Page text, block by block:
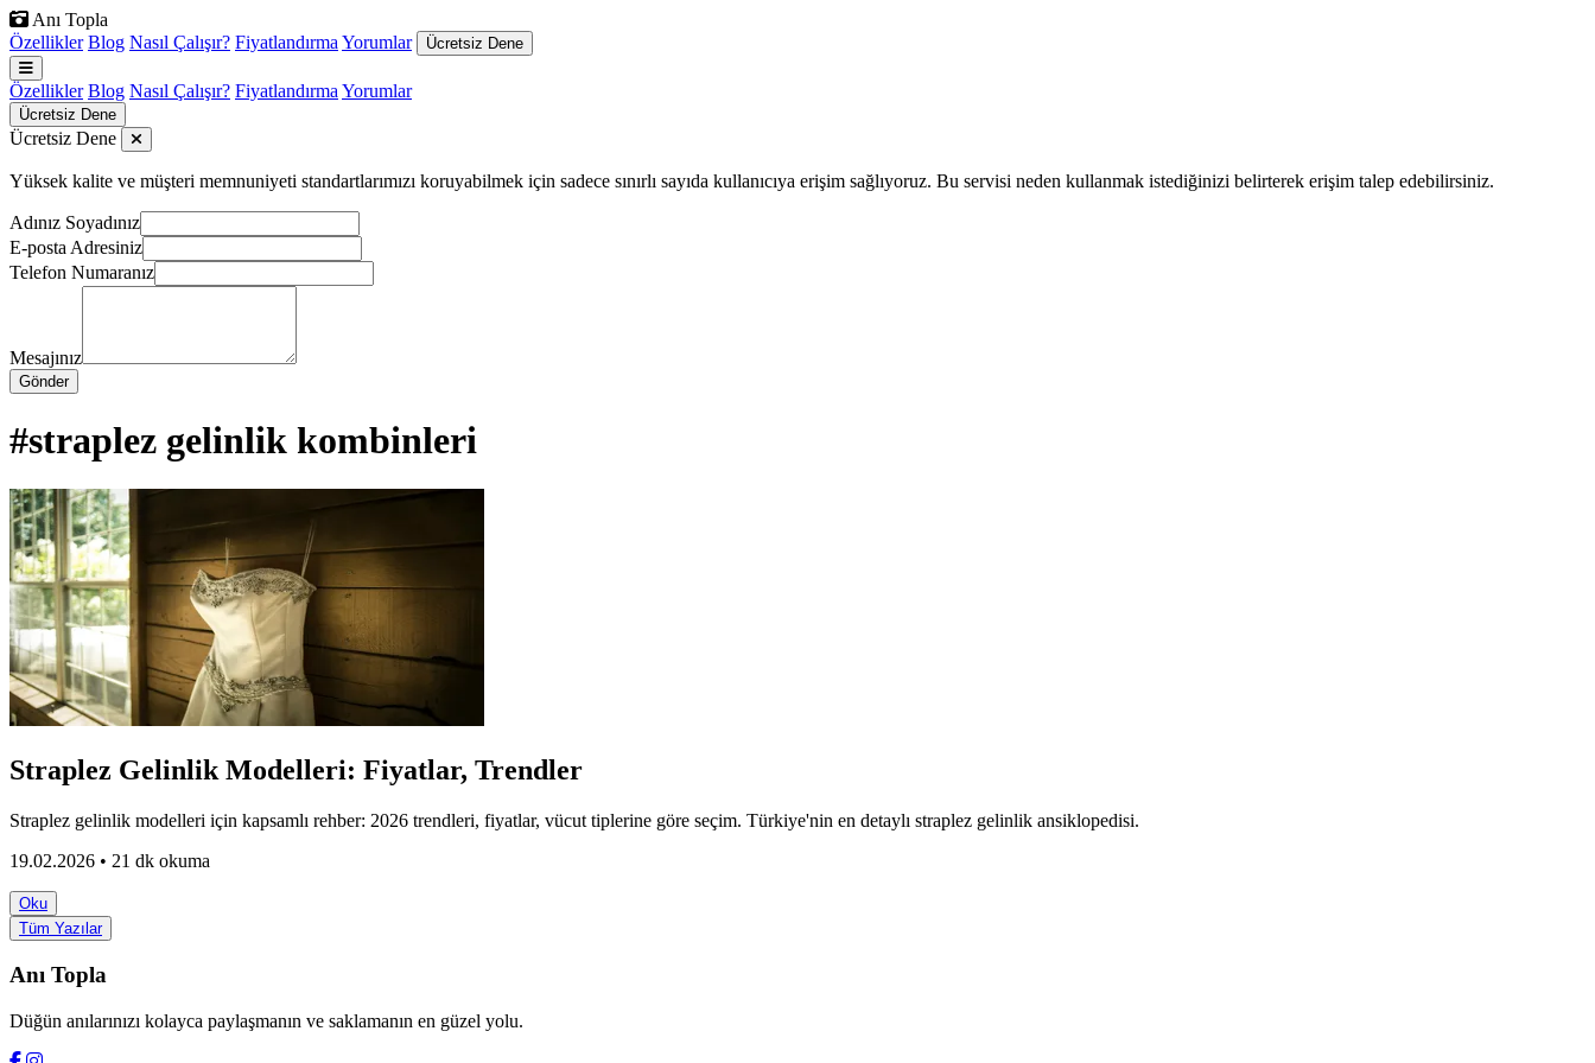
Anı Topla
Özellikler Blog Nasıl Çalışır? Fiyatlandırma Yorumlar Ücretsiz Dene
Özellikler Blog Nasıl Çalışır? Fiyatlandırma Yorumlar
Ücretsiz Dene
Ücretsiz Dene
Yüksek kalite ve müşteri memnuniyeti standartlarımızı koruyabilmek için sadece sınırlı sayıda kullanıcıya erişim sağlıyoruz. Bu servisi neden kullanmak istediğinizi belirterek erişim talep edebilirsiniz.
Adınız Soyadınız
E-posta Adresiniz
Telefon Numaranız
Mesajınız
Gönder
#straplez gelinlik kombinleri
Straplez Gelinlik Modelleri: Fiyatlar, Trendler
Straplez gelinlik modelleri için kapsamlı rehber: 2026 trendleri, fiyatlar, vücut tiplerine göre seçim. Türkiye'nin en detaylı straplez gelinlik ansiklopedisi.
19.02.2026 • 21 dk okuma
Oku
Tüm Yazılar
Anı Topla
Düğün anılarınızı kolayca paylaşmanın ve saklamanın en güzel yolu.